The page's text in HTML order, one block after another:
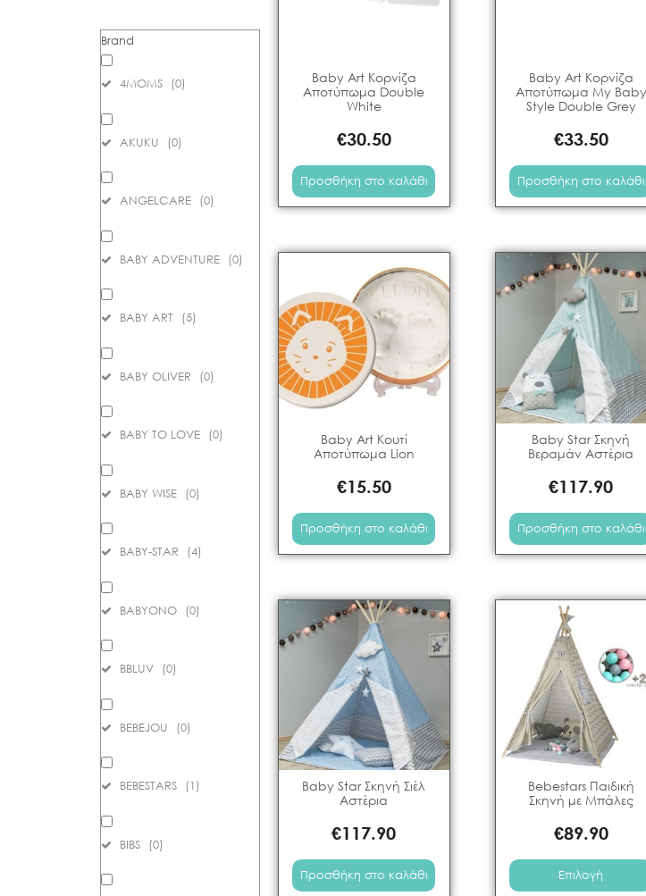
Brand
4MOMS (0)
AKUKU (0)
ANGELCARE (0)
BABY ADVENTURE (0)
BABY ART (5)
BABY OLIVER (0)
BABY TO LOVE (0)
BABY WISE (0)
BABY-STAR (4)
BABYONO (0)
BBLUV (0)
BEBEJOU (0)
BEBESTARS (1)
BIBS (0)
Baby Art Κορνίζα
Αποτύπωμα Double
White
€30.50
Προσθήκη στο καλάθι
Baby Art Κορνίζα
Αποτύπωμα My Baby
Style Double Grey
€33.50
Προσθήκη στο καλάθι
Baby Art Κουτί
Αποτύπωμα Lion
€15.50
Προσθήκη στο καλάθι
Baby Star Σκηνή
Βεραμάν Αστέρια
€117.90
Προσθήκη στο καλάθι
Baby Star Σκηνή Σιέλ
Αστέρια
€117.90
Προσθήκη στο καλάθι
Bebestars Παιδική
Σκηνή με Μπάλες
€89.90
Επιλογή